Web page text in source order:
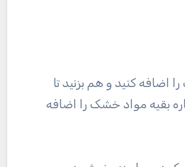
اضافه کنید و هم بزنید تا
بقیه مواد خشک را اضافه